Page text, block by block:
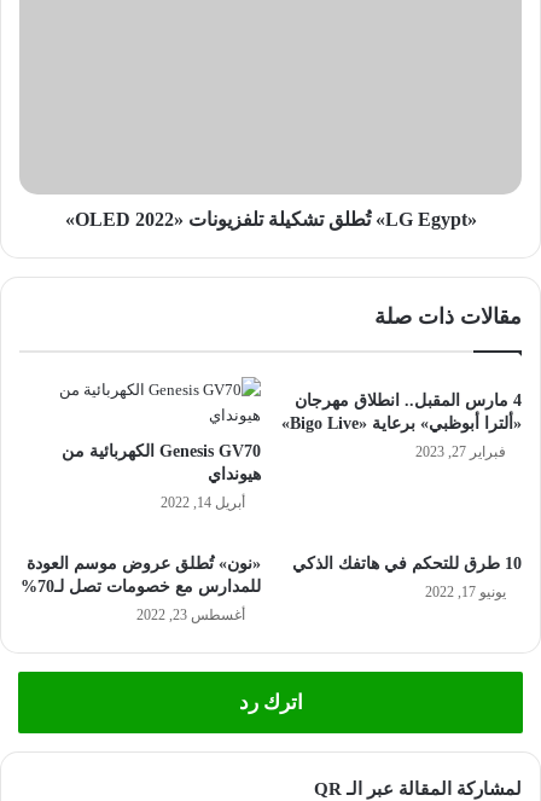
«LG Egypt» تُطلق تشكيلة تلفزيونات «OLED 2022»
مقالات ذات صلة
4 مارس المقبل.. انطلاق مهرجان
«ألترا أبوظبي» برعاية «Bigo Live»
فبراير 27, 2023
Genesis GV70 الكهربائية من
هيونداي
أبريل 14, 2022
10 طرق للتحكم في هاتفك الذكي
يونيو 17, 2022
«نون» تُطلق عروض موسم العودة
للمدارس مع خصومات تصل لـ70%
أغسطس 23, 2022
اترك رد
لمشاركة المقالة عبر الـ QR